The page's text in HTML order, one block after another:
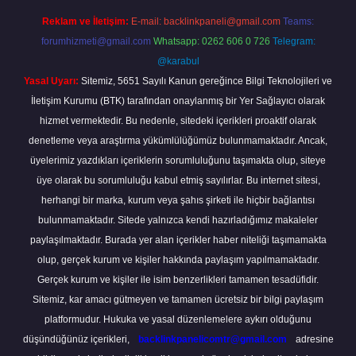
Reklam ve İletişim: E-mail: backlinkpaneli@gmail.com Teams:
forumhizmeti@gmail.com Whatsapp: 0262 606 0 726 Telegram:
@karabul
Yasal Uyarı: Sitemiz, 5651 Sayılı Kanun gereğince Bilgi Teknolojileri ve
İletişim Kurumu (BTK) tarafından onaylanmış bir Yer Sağlayıcı olarak
hizmet vermektedir. Bu nedenle, sitedeki içerikleri proaktif olarak
denetleme veya araştırma yükümlülüğümüz bulunmamaktadır. Ancak,
üyelerimiz yazdıkları içeriklerin sorumluluğunu taşımakta olup, siteye
üye olarak bu sorumluluğu kabul etmiş sayılırlar. Bu internet sitesi,
herhangi bir marka, kurum veya şahıs şirketi ile hiçbir bağlantısı
bulunmamaktadır. Sitede yalnızca kendi hazırladığımız makaleler
paylaşılmaktadır. Burada yer alan içerikler haber niteliği taşımamakta
olup, gerçek kurum ve kişiler hakkında paylaşım yapılmamaktadır.
Gerçek kurum ve kişiler ile isim benzerlikleri tamamen tesadüfidir.
Sitemiz, kar amacı gütmeyen ve tamamen ücretsiz bir bilgi paylaşım
platformudur. Hukuka ve yasal düzenlemelere aykırı olduğunu
düşündüğünüz içerikleri,
backlinkpanelicomtr@gmail.com
adresine